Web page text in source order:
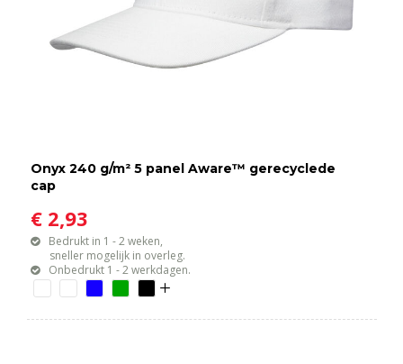
Onyx 240 g/m² 5 panel Aware™ gerecyclede
cap
€ 2,93
Bedrukt in 1 - 2 weken,
sneller mogelijk in overleg.
Onbedrukt 1 - 2 werkdagen.